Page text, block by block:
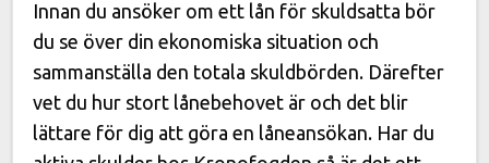
Innan du ansöker om ett lån för skuldsatta bör
du se över din ekonomiska situation och
sammanställa den totala skuldbörden. Därefter
vet du hur stort lånebehovet är och det blir
lättare för dig att göra en låneansökan. Har du